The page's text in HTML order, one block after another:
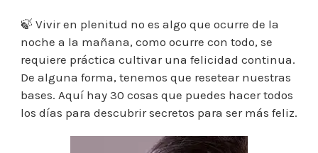
🍃 Vivir en plenitud no es algo que ocurre de la
noche a la mañana, como ocurre con todo, se
requiere práctica cultivar una felicidad continua.
De alguna forma, tenemos que resetear nuestras
bases. Aquí hay 30 cosas que puedes hacer todos
los días para descubrir secretos para ser más feliz.